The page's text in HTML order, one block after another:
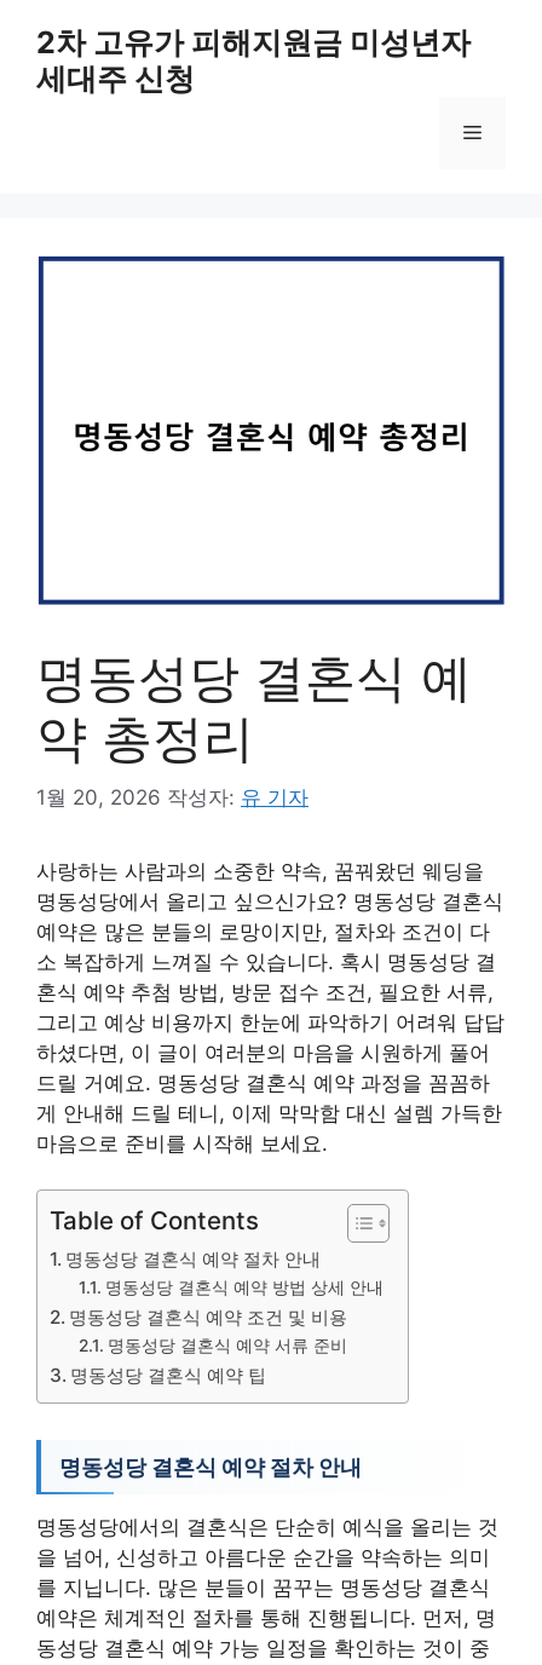
2차 고유가 피해지원금 미성년자
세대주 신청
메
명동성당 결혼식 예
약 총정리
1월 20, 2026 작성자: 유 기자
사랑하는 사람과의 소중한 약속, 꿈꿔왔던 웨딩을
명동성당에서 올리고 싶으신가요? 명동성당 결혼식
예약은 많은 분들의 로망이지만, 절차와 조건이 다
소 복잡하게 느껴질 수 있습니다. 혹시 명동성당 결
혼식 예약 추첨 방법, 방문 접수 조건, 필요한 서류,
그리고 예상 비용까지 한눈에 파악하기 어려워 답답
하셨다면, 이 글이 여러분의 마음을 시원하게 풀어
드릴 거예요. 명동성당 결혼식 예약 과정을 꼼꼼하
게 안내해 드릴 테니, 이제 막막함 대신 설렘 가득한
마음으로 준비를 시작해 보세요.
Table of Contents
명동성당 결혼식 예약 절차 안내
명동성당 결혼식 예약 방법 상세 안내
명동성당 결혼식 예약 조건 및 비용
명동성당 결혼식 예약 서류 준비
명동성당 결혼식 예약 팁
명동성당 결혼식 예약 절차 안내
명동성당에서의 결혼식은 단순히 예식을 올리는 것
을 넘어, 신성하고 아름다운 순간을 약속하는 의미
를 지닙니다. 많은 분들이 꿈꾸는 명동성당 결혼식
예약은 체계적인 절차를 통해 진행됩니다. 먼저, 명
동성당 결혼식 예약 가능 일정을 확인하는 것이 중